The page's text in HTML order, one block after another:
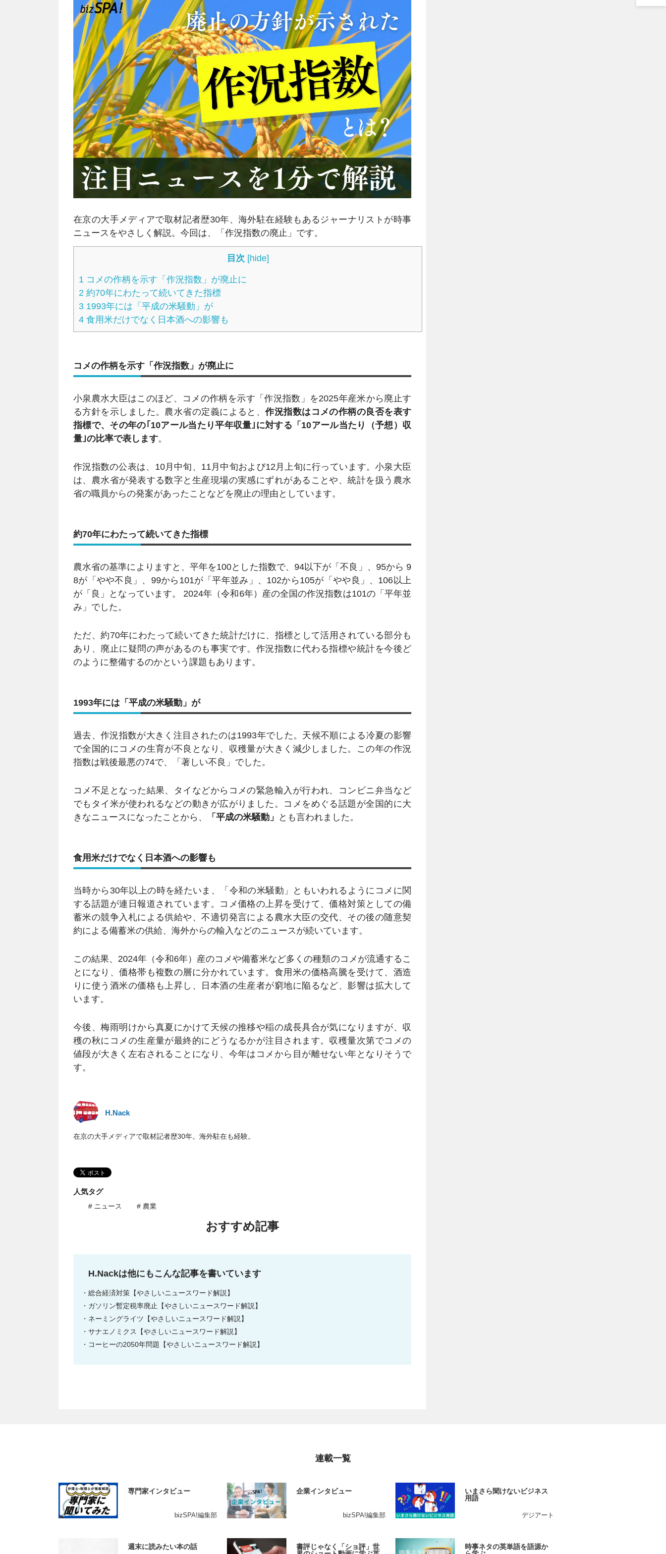
在京の大手メディアで取材記者歴30年、海外駐在経験もあるジャーナリストが時事
ニュースをやさしく解説。今回は、「作況指数の廃止」です。
目次 [hide]
1 コメの作柄を示す「作況指数」が廃止に
2 約70年にわたって続いてきた指標
3 1993年には「平成の米騒動」が
4 食用米だけでなく日本酒への影響も
コメの作柄を示す「作況指数」が廃止に
小泉農水大臣はこのほど、コメの作柄を示す「作況指数」を2025年産米から廃止す
る方針を示しました。農水省の定義によると、作況指数はコメの作柄の良否を表す
指標で、その年の｢10アール当たり平年収量｣に対する「10アール当たり（予想）収
量｣の比率で表します。
作況指数の公表は、10月中旬、11月中旬および12月上旬に行っています。小泉大臣
は、農水省が発表する数字と生産現場の実感にずれがあることや、統計を扱う農水
省の職員からの発案があったことなどを廃止の理由としています。
約70年にわたって続いてきた指標
農水省の基準によりますと、平年を100とした指数で、94以下が「不良」、95から 9
8が「やや不良」、99から101が「平年並み」、102から105が「やや良」、106以上
が「良」となっています。 2024年（令和6年）産の全国の作況指数は101の「平年並
み」でした。
ただ、約70年にわたって続いてきた統計だけに、指標として活用されている部分も
あり、廃止に疑問の声があるのも事実です。作況指数に代わる指標や統計を今後ど
のように整備するのかという課題もあります。
1993年には「平成の米騒動」が
過去、作況指数が大きく注目されたのは1993年でした。天候不順による冷夏の影響
で全国的にコメの生育が不良となり、収穫量が大きく減少しました。この年の作況
指数は戦後最悪の74で、「著しい不良」でした。
コメ不足となった結果、タイなどからコメの緊急輸入が行われ、コンビニ弁当など
でもタイ米が使われるなどの動きが広がりました。コメをめぐる話題が全国的に大
きなニュースになったことから、
「平成の米騒動」 とも言われました。
食用米だけでなく日本酒への影響も
当時から30年以上の時を経たいま、「令和の米騒動」ともいわれるようにコメに関
する話題が連日報道されています。コメ価格の上昇を受けて、価格対策としての備
蓄米の競争入札による供給や、不適切発言による農水大臣の交代、その後の随意契
約による備蓄米の供給、海外からの輸入などのニュースが続いています。
この結果、2024年（令和6年）産のコメや備蓄米など多くの種類のコメが流通するこ
とになり、価格帯も複数の層に分かれています。食用米の価格高騰を受けて、酒造
りに使う酒米の価格も上昇し、日本酒の生産者が窮地に陥るなど、影響は拡大して
います。
今後、梅雨明けから真夏にかけて天候の推移や稲の成長具合が気になりますが、収
穫の秋にコメの生産量が最終的にどうなるかが注目されます。収穫量次第でコメの
値段が大きく左右されることになり、今年はコメから目が離せない年となりそうで
す。
H.Nack
在京の大手メディアで取材記者歴30年。海外駐在も経験。
人気タグ
# ニュース # 農業
おすすめ記事
H.Nackは他にもこんな記事を書いています
総合経済対策【やさしいニュースワード解説】
ガソリン暫定税率廃止【やさしいニュースワード解説】
ネーミングライツ【やさしいニュースワード解説】
サナエノミクス【やさしいニュースワード解説】
コーヒーの2050年問題【やさしいニュースワード解説】
連載一覧
専門家インタビュー
bizSPA!編集部
企業インタビュー
bizSPA!編集部
いまさら聞けないビジネス
用語
デジアート
週末に読みたい本の話
書評じゃなく「ショ評」世
時事ネタの英単語を語源か